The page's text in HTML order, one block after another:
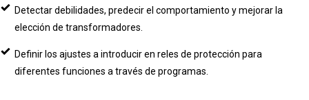
Detectar debilidades, predecir el comportamiento y mejorar la
elección de transformadores.
Definir los ajustes a introducir en reles de protección para
diferentes funciones a través de programas.